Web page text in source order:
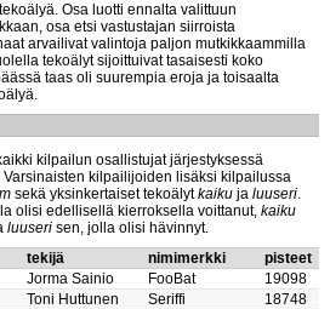
Osa luotti ennalta valittuun
osa etsi vastustajan siirroista
arvailivat valintoja paljon mutkikkaammilla
tekoälyt sijoittuivat tasaisesti koko
taas oli suurempia eroja ja toisaalta
kilpailun osallistujat järjestyksessä
kilpailijoiden lisäksi kilpailussa
sekä yksinkertaiset tekoälytkaiku ja luuseri.
olisi edellisellä kierroksella voittanut, kaiku
luuseri sen, jolla olisi hävinnyt.
tekijä nimimerkki
pisteet
Jorma Sainio FooBat
19098
Toni Huttunen Seriffi
18748